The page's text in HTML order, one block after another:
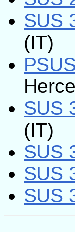
SUS
(IT)
SUS
(IT)
SUS
SUS
SUS